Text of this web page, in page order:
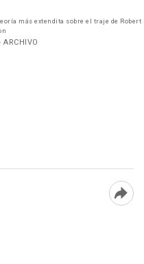
más extendita sobre el traje de Robert
ARCHIVO